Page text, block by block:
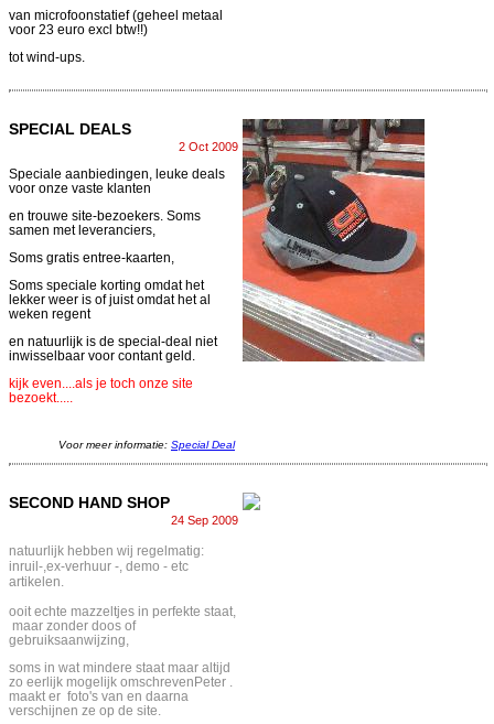
van microfoonstatief (geheel metaal
voor 23 euro excl btw!!)
tot wind-ups.
SPECIAL DEALS
2 Oct 2009
Speciale aanbiedingen, leuke deals
voor onze vaste klanten
en trouwe site-bezoekers. Soms
samen met leveranciers,
Soms gratis entree-kaarten,
Soms speciale korting omdat het
lekker weer is of juist omdat het al
weken regent
en natuurlijk is de special-deal niet
inwisselbaar voor contant geld.
kijk even....als je toch onze site
bezoekt.....
Voor meer informatie: Special Deal
SECOND HAND SHOP
24 Sep 2009
natuurlijk hebben wij regelmatig:
inruil-,ex-verhuur -, demo - etc
artikelen.
ooit echte mazzeltjes in perfekte staat,
maar zonder doos of
gebruiksaanwijzing,
soms in wat mindere staat maar altijd
zo eerlijk mogelijk omschrevenPeter .
maakt er foto's van en daarna
verschijnen ze op de site.